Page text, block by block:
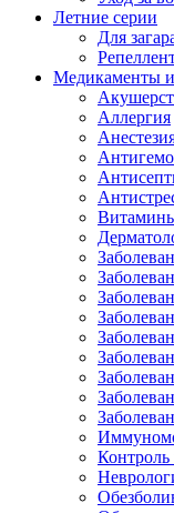
Летние серии
Для
Медикаменты
Аллергия
Контроль